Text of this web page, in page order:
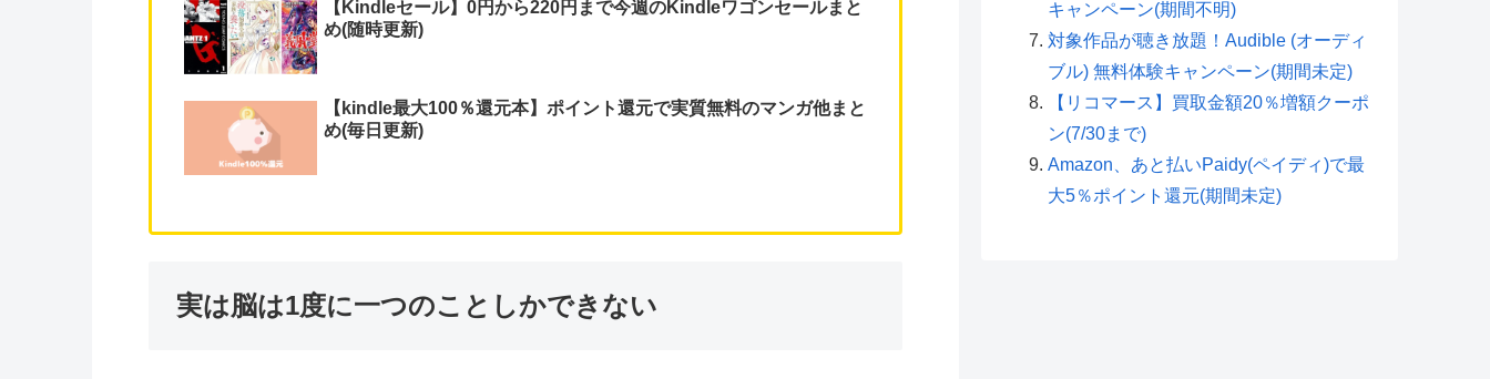
【Kindleセール】0円から220円まで今週のKindleワゴンセールまと
め(随時更新)
【kindle最大100％還元本】ポイント還元で実質無料のマンガ他まと
め(毎日更新)
実は脳は1度に一つのことしかできない
キャンペーン(期間不明)
対象作品が聴き放題！Audible (オーディ
ブル) 無料体験キャンペーン(期間未定)
【リコマース】買取金額20％増額クーポ
ン(7/30まで)
Amazon、あと払いPaidy(ペイディ)で最
大5％ポイント還元(期間未定)